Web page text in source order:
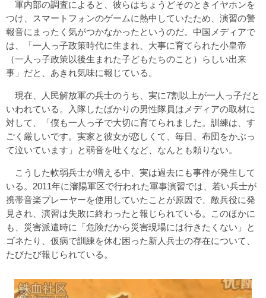
軍内部の調査によると、彼らはちょうどそのときイヤホンを
つけ、スマートフォンのゲームに熱中していたため、演習の警
報音にまったく気がつかなかったというのだ。中国メディアで
は、「一人っ子政策時代に生まれ、大事に育てられた小皇帝
（一人っ子政策以後生まれた子どもたちのこと）らしい出来
事」だと、あきれ気味に報じている。
現在、人民解放軍の兵士のうち、実に7割以上が一人っ子だと
いわれている。入隊したばかりの男性隊員はメディアの取材に
対して、「僕も一人っ子で大切に育てられました。訓練は、す
ごく厳しいです。実家と彼女が恋しくて、毎日、布団をかぶっ
て泣いています」と弱音を吐くなど、なんとも頼りない。
こうした軟弱兵士が増える中、実は過去にも事件が発生して
いる。2011年に瀋陽軍区で行われた軍事演習では、若い兵士が
携帯音楽プレーヤーを使用していたことが原因で、敵兵役に発
見され、演習は失敗に終わったと報じられている。このほかに
も、災害派遣時に「危険だから災害現場には行きたくない」と
ゴネたり、仮病で訓練を休む困った新人兵士の存在について、
たびたび報じられている。